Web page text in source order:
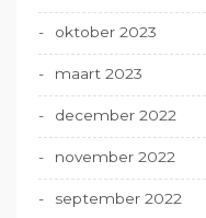
oktober 2023
maart 2023
december 2022
november 2022
september 2022